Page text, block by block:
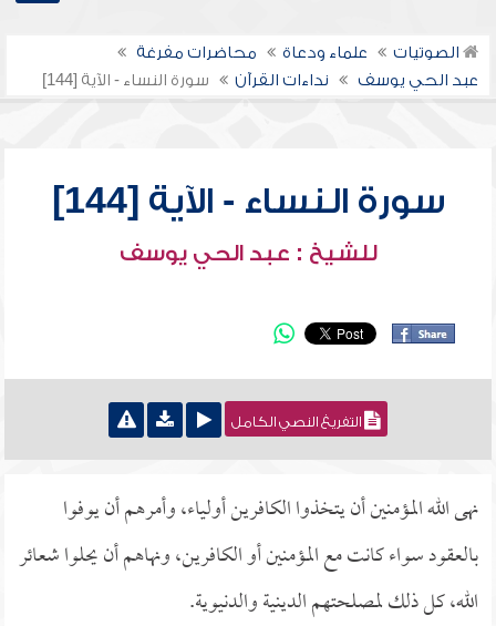
الصوتيات علماء ودعاة
محاضرات مفرغة
عبد الحي يوسف
نداءات القرآن سورة النساء - الآية [144]
سورة النساء - الآية [144]
للشيخ : عبد الحي يوسف
التفريغ النصي الكامل
نهى الله المؤمنين أن يتخذوا الكافرين أولياء، وأمرهم أن يوفوا
بالعقود سواء كانت مع المؤمنين أو الكافرين، ونهاهم أن يحلوا شعائر
الله، كل ذلك لمصلحتهم الدينية والدنيوية.